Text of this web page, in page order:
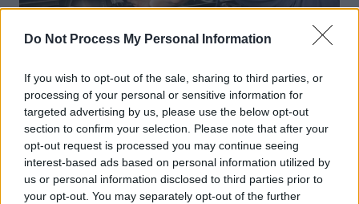
Do Not Process My Personal Information
If you wish to opt-out of the sale, sharing to third parties, or
processing of your personal or sensitive information for
targeted advertising by us, please use the below opt-out
section to confirm your selection. Please note that after your
opt-out request is processed you may continue seeing
interest-based ads based on personal information utilized by
us or personal information disclosed to third parties prior to
your opt-out. You may separately opt-out of the further
Entretien Automobile
Cofidis et Ford France s’associent pour
faciliter l’entretien automobile grâce à
une facilité de paiement en plusieurs